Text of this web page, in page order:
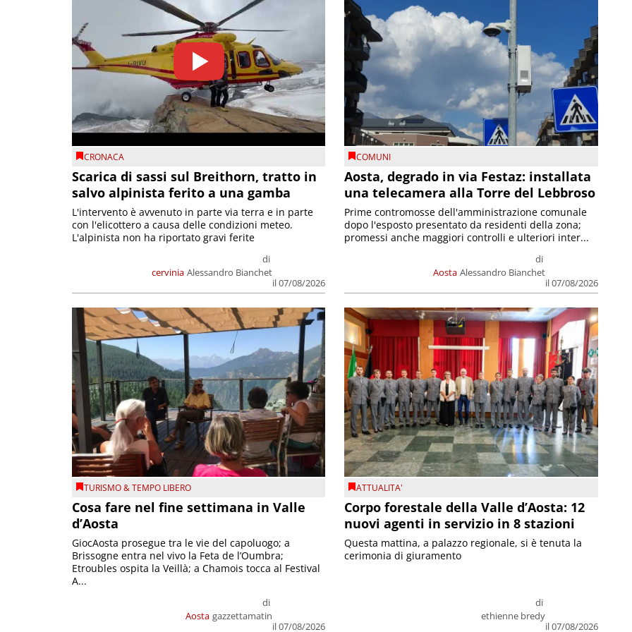
CRONACA
Scarica di sassi sul Breithorn, tratto in
salvo alpinista ferito a una gamba
cervinia
di
Alessandro Bianchet
il 07/08/2026
L'intervento è avvenuto in parte via terra e in parte
con l'elicottero a causa delle condizioni meteo.
L'alpinista non ha riportato gravi ferite
COMUNI
Aosta, degrado in via Festaz: installata
una telecamera alla Torre del Lebbroso
Aosta
di
Alessandro Bianchet
il 07/08/2026
Prime contromosse dell'amministrazione comunale
dopo l'esposto presentato da residenti della zona;
promessi anche maggiori controlli e ulteriori inter...
TURISMO & TEMPO LIBERO
Cosa fare nel fine settimana in Valle
d’Aosta
Aosta
di
gazzettamatin
il 07/08/2026
GiocAosta prosegue tra le vie del capoluogo; a
Brissogne entra nel vivo la Feta de l’Oumbra;
Etroubles ospita la Veillà; a Chamois tocca al Festival
A...
ATTUALITA'
Corpo forestale della Valle d’Aosta: 12
nuovi agenti in servizio in 8 stazioni
di
ethienne bredy
il 07/08/2026
Questa mattina, a palazzo regionale, si è tenuta la
cerimonia di giuramento